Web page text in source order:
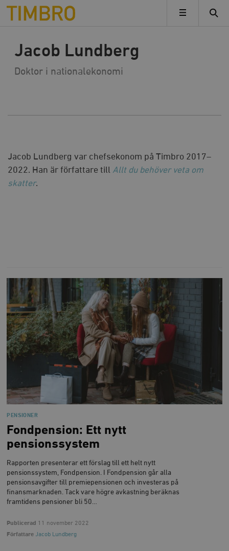
Timbro
MENY
Jacob Lundberg
Doktor i nationalekonomi
Jacob Lundberg var chefsekonom på Timbro 2017–
2022. Han är författare till Allt du behöver veta om
skatter.
PENSIONER
Fondpension: Ett nytt
pensionssystem
Rapporten presenterar ett förslag till ett helt nytt
pensionssystem, Fondpension. I Fondpension går alla
pensionsavgifter till premiepensionen och investeras på
finansmarknaden. Tack vare högre avkastning beräknas
framtidens pensioner bli 50…
Publicerad 11 november 2022
Författare Jacob Lundberg